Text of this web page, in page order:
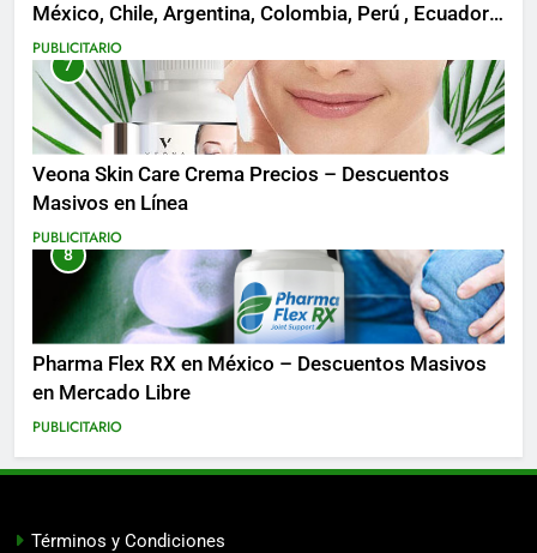
México, Chile, Argentina, Colombia, Perú , Ecuador,
Costa Rica y Más
PUBLICITARIO
7
Veona Skin Care Crema Precios – Descuentos
Masivos en Línea
PUBLICITARIO
8
Pharma Flex RX en México – Descuentos Masivos
en Mercado Libre
PUBLICITARIO
Términos y Condiciones